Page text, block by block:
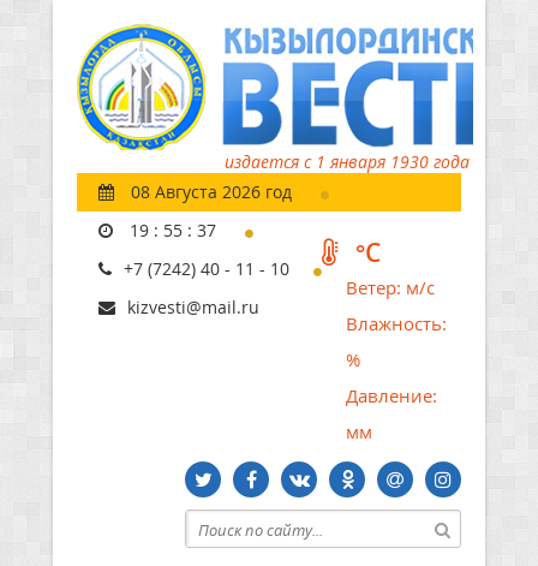
издается с 1 января 1930 года
08 Августа 2026 год
19 : 55 : 38
+7 (7242) 40 - 11 - 10
kizvesti@mail.ru
°C
Ветер: м/с
Влажность:
%
Давление:
мм